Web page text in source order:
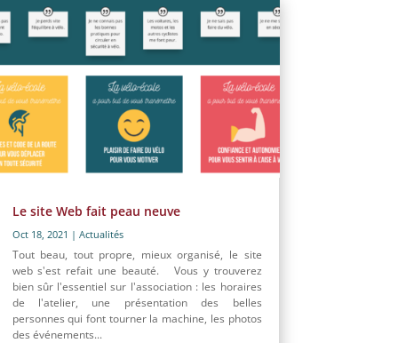
Le site Web fait peau neuve
Oct 18, 2021 | Actualités
Tout beau, tout propre, mieux organisé, le site
web s'est refait une beauté. Vous y trouverez
bien sûr l'essentiel sur l'association : les horaires
de l'atelier, une présentation des belles
personnes qui font tourner la machine, les photos
des événements...